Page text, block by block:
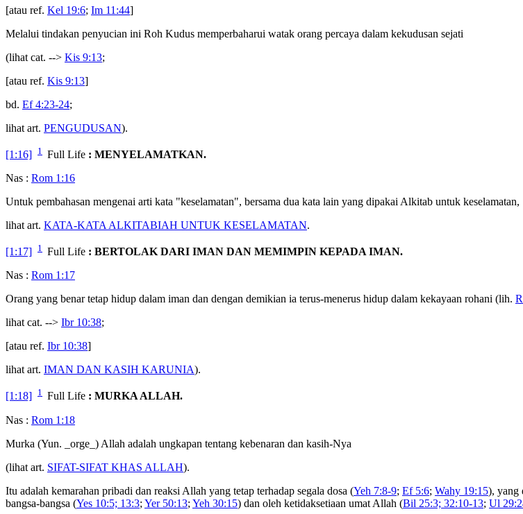
[atau ref. Kel 19:6; Im 11:44]
Melalui tindakan penyucian ini Roh Kudus memperbaharui watak orang percaya dalam kekudusan sejati
(lihat cat. --> Kis 9:13;
[atau ref. Kis 9:13]
bd. Ef 4:23-24;
lihat art. PENGUDUSAN).
[1:16] 1 Full Life : MENYELAMATKAN.
Nas : Rom 1:16
Untuk pembahasan mengenai arti kata "keselamatan", bersama dua kata lain yang dipakai Alkitab untuk keselamatan,
lihat art. KATA-KATA ALKITABIAH UNTUK KESELAMATAN.
[1:17] 1 Full Life : BERTOLAK DARI IMAN DAN MEMIMPIN KEPADA IMAN.
Nas : Rom 1:17
Orang yang benar tetap hidup dalam iman dan dengan demikian ia terus-menerus hidup dalam kekayaan rohani (lih.
lihat cat. --> Ibr 10:38;
[atau ref. Ibr 10:38]
lihat art. IMAN DAN KASIH KARUNIA).
[1:18] 1 Full Life : MURKA ALLAH.
Nas : Rom 1:18
Murka (Yun. _orge_) Allah adalah ungkapan tentang kebenaran dan kasih-Nya
(lihat art. SIFAT-SIFAT KHAS ALLAH).
Itu adalah kemarahan pribadi dan reaksi Allah yang tetap terhadap segala dosa (Yeh 7:8-9; Ef 5:6; Wahy 19:15), yang
bangsa-bangsa (Yes 10:5; 13:3; Yer 50:13; Yeh 30:15) dan oleh ketidaksetiaan umat Allah (Bil 25:3; 32:10-13; Ul